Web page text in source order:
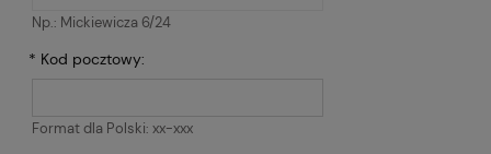
Np.: Mickiewicza 6/24
* Kod pocztowy:
Format dla Polski: xx-xxx